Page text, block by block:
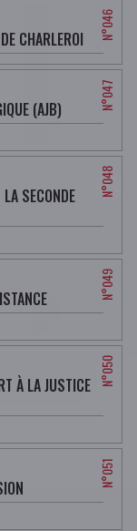
CHARLEROI
(AJB)
SECONDE
À LA JUSTICE